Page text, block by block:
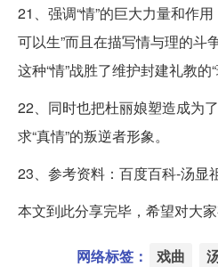
21、强调“情”的巨大力量和作
可以生”而且在描写情与理的斗
这种“情”战胜了维护封建礼教的“
22、同时也把杜丽娘塑造成为
求“真情”的叛逆者形象。
23、参考资料：百度百科-汤显祖
本文到此分享完毕，希望对大家
网络标签： 戏曲